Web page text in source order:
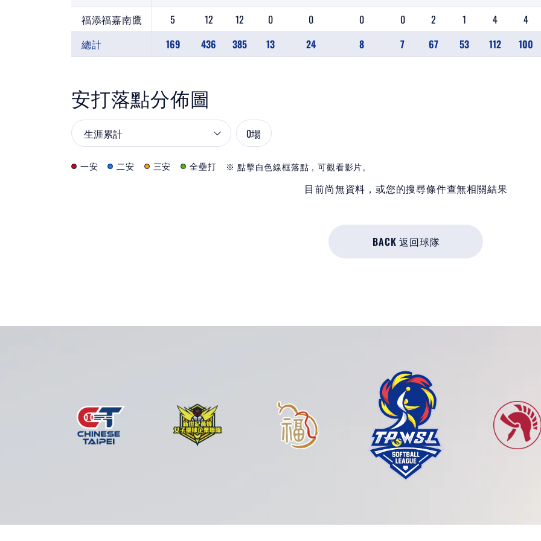
福添福嘉南鷹
5 12 12 0 0 0 0 2 1 4 4
總計
169 436 385 13 24 8 7 67 53 112 100
安打落點分佈圖
0場
一安 二安 三安 全壘打 ※ 點擊白色線框落點，可觀看影片。
目前尚無資料，或您的搜尋條件查無相關結果
BACK 返回球隊